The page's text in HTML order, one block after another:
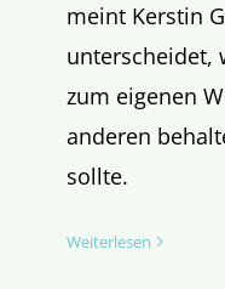
meint Kerstin
unterscheidet,
zum eigenen
anderen
sollte.
Weiterlesen